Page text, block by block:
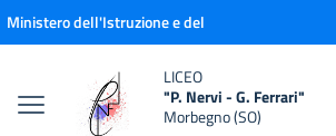
Vai ai contenuti
Vai al menu di navigazione
Vai al footer
Ministero dell'Istruzione e del
LICEO
"P. Nervi - G. Ferrari"
Morbegno (SO)